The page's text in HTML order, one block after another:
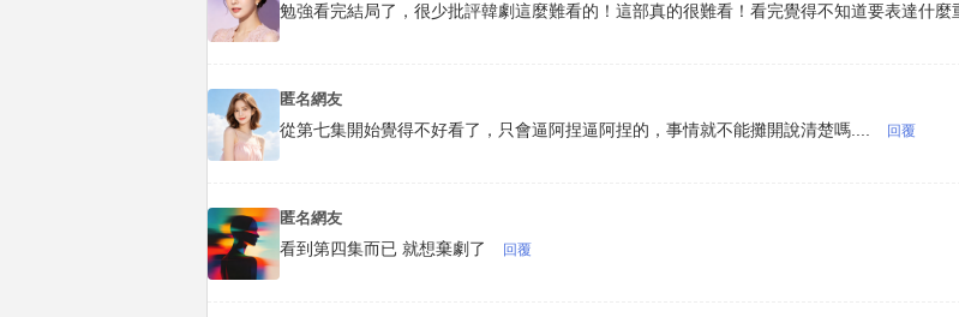
勉強看完結局了，很少批評韓劇這麼難看的！這部真的很難看！看完覺得不知道要表達什麼
匿名網友
從第七集開始覺得不好看了，只會逼阿捏逼阿捏的，事情就不能攤開說清楚嗎.... 回覆
匿名網友
看到第四集而已 就想棄劇了 回覆